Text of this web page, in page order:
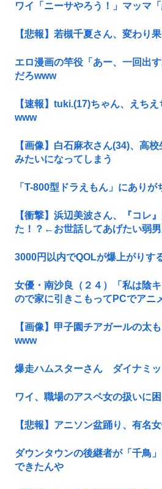
ワイ「ニーサやろう！」マッマ「
【悲報】若槻千夏さん、変わり
エロ漫画の竿役「あー、一回出
だろwww
【速報】tuki.(17)ちゃん、えち
www
【画像】白石麻衣さん(34)、高
みたいになってしまう
「T-800型ドラえもん」にあり
【衝撃】浜辺美波さん、『コレ
た！？←お世話してあげたい弱
3000円以内でQOLが爆上がりす
女優・南沙良（２４）「私は陰
ので家に引きこもってPCでアニ
【画像】甲子園チアガールの太
www
爆走ハムスターさん ダイナミ
ワイ、職場のアスペ女の扱いに
【悲報】アニソン盆踊り、有名
ダウンタウンの後継者が「千鳥
できたんや